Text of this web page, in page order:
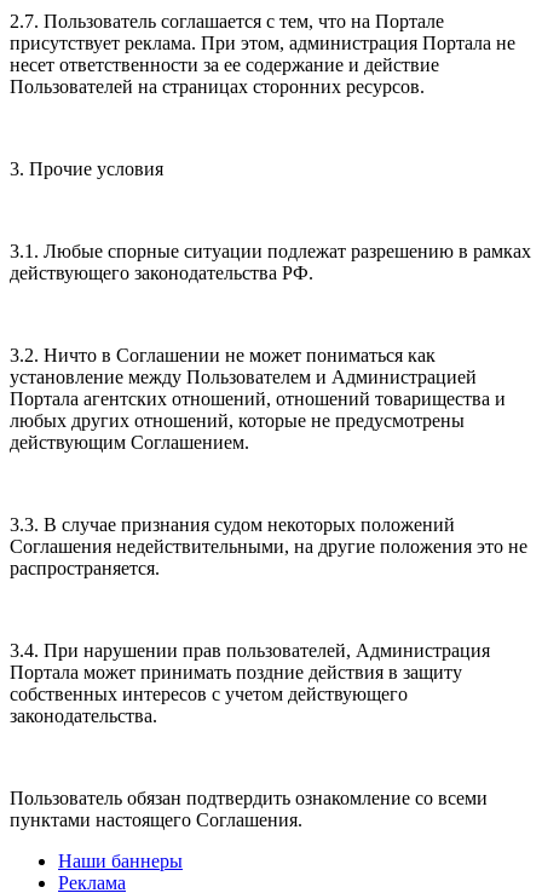
2.7. Пользователь соглашается с тем, что на Портале
присутствует реклама. При этом, администрация Портала не
несет ответственности за ее содержание и действие
Пользователей на страницах сторонних ресурсов.
3. Прочие условия
3.1. Любые спорные ситуации подлежат разрешению в рамках
действующего законодательства РФ.
3.2. Ничто в Соглашении не может пониматься как
установление между Пользователем и Администрацией
Портала агентских отношений, отношений товарищества и
любых других отношений, которые не предусмотрены
действующим Соглашением.
3.3. В случае признания судом некоторых положений
Соглашения недействительными, на другие положения это не
распространяется.
3.4. При нарушении прав пользователей, Администрация
Портала может принимать поздние действия в защиту
собственных интересов с учетом действующего
законодательства.
Пользователь обязан подтвердить ознакомление со всеми
пунктами настоящего Соглашения.
Наши баннеры
Реклама